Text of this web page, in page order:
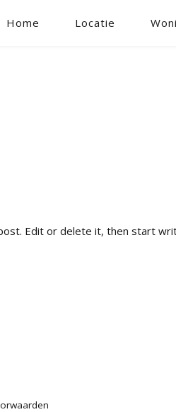
Home Locatie
Edit or delete it, then start